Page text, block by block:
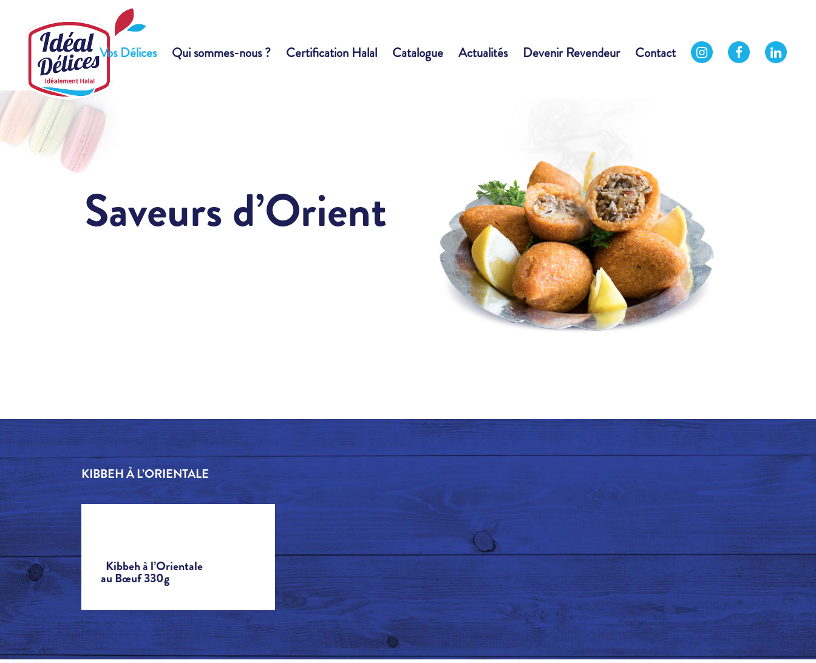
Vos Délices Qui sommes-nous ? Certification Halal Catalogue Actualités Devenir Revendeur Contact
Saveurs d’Orient
KIBBEH À L’ORIENTALE
Kibbeh à l’Orientale
au Bœuf 330g